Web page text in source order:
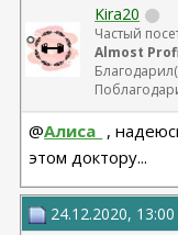
Kira20
Частый
Almost
@Алиса_ ,
этом доктору...
24.12.2020, 13:00